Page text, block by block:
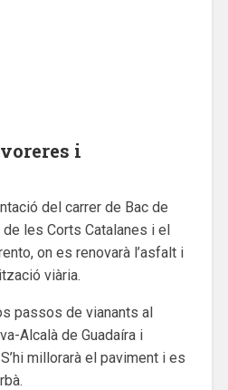
i
del carrer de Bac de
de les Corts Catalanes i el
on es renovarà l’asfalt i
viària.
passos de vianants al
Alcalà de Guadaíra i
millorarà el paviment i es